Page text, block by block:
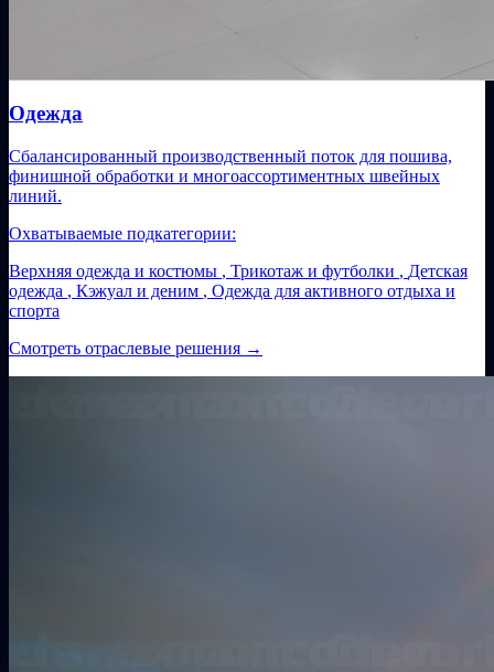
Одежда
Сбалансированный производственный поток для пошива,
финишной обработки и многоассортиментных швейных
линий.
Охватываемые подкатегории:
Верхняя одежда и костюмы , Трикотаж и футболки , Детская
одежда , Кэжуал и деним , Одежда для активного отдыха и
спорта
Смотреть отраслевые решения →